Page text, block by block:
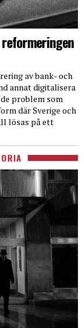
av bank- och
annat digitalisera
problem som
där Sverige och
lösas på ett